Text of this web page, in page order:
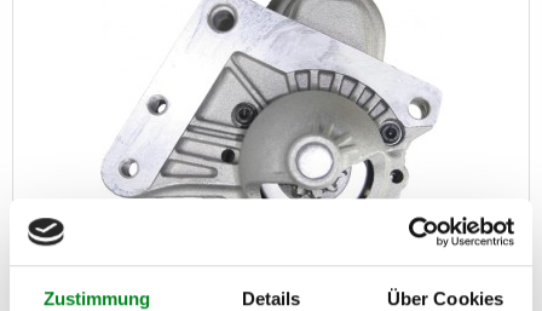
Zustimmung Details Über Cookies